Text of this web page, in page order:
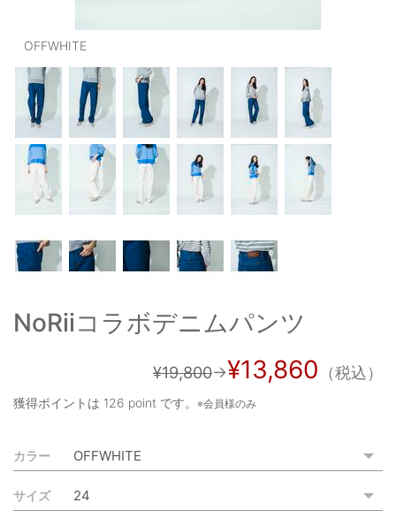
PANTS/SKIRT : パンツ・スカート
TOPS : トップス
OUTERS : アウター
OUTLET : アウトレット
MENS : メンズ
新規会員登録
特定商取引法に基づく表記
お問い合わせ
OFFWHITE
NoRiiコラボデニムパンツ
¥19,800→¥13,860 （税込）
獲得ポイントは 126 point です。 ※会員様のみ
カラー
サイズ